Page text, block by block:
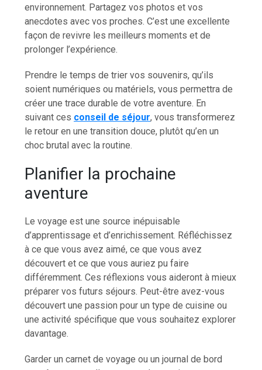
environnement. Partagez vos photos et vos
anecdotes avec vos proches. C’est une excellente
façon de revivre les meilleurs moments et de
prolonger l’expérience.
Prendre le temps de trier vos souvenirs, qu’ils
soient numériques ou matériels, vous permettra de
créer une trace durable de votre aventure. En
suivant ces conseil de séjour, vous transformerez
le retour en une transition douce, plutôt qu’en un
choc brutal avec la routine.
Planifier la prochaine
aventure
Le voyage est une source inépuisable
d’apprentissage et d’enrichissement. Réfléchissez
à ce que vous avez aimé, ce que vous avez
découvert et ce que vous auriez pu faire
différemment. Ces réflexions vous aideront à mieux
préparer vos futurs séjours. Peut-être avez-vous
découvert une passion pour un type de cuisine ou
une activité spécifique que vous souhaitez explorer
davantage.
Garder un carnet de voyage ou un journal de bord